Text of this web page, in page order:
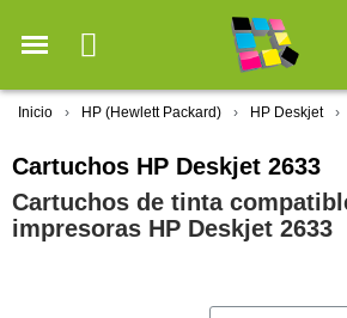
Inicio HP (Hewlett Packard) HP Deskjet
Cartuchos HP Deskjet 2633
Cartuchos de tinta
impresoras HP Deskjet 2633